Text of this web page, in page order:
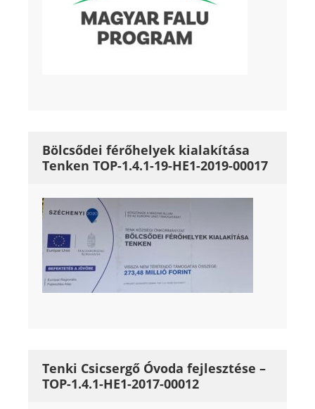
Bölcsődei férőhelyek kialakítása
Tenken TOP-1.4.1-19-HE1-2019-00017
Tenki Csicsergő Óvoda fejlesztése –
TOP-1.4.1-HE1-2017-00012